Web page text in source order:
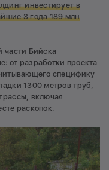
инвестирует в
3 года 189 млн
части Бийска
от разработки проекта
специфику
1300 метров труб,
включая
раскопок.